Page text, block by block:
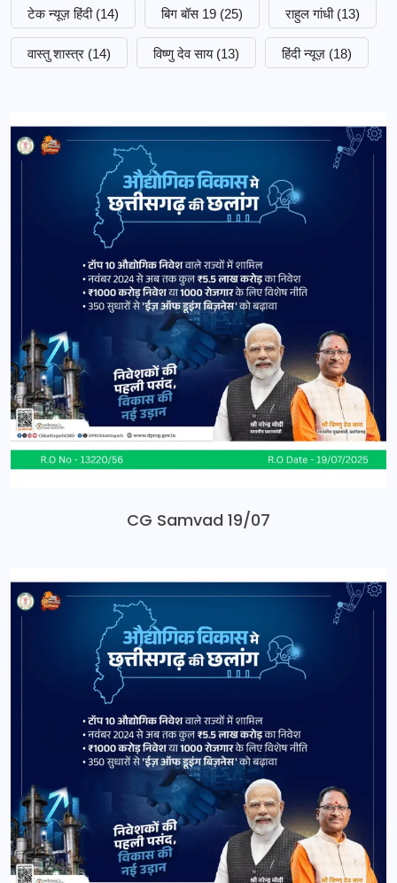
टेक न्यूज़ हिंदी (14) बिग बॉस 19 (25) राहुल गांधी (13)
वास्तु शास्त्र (14) विष्णु देव साय (13) हिंदी न्यूज़ (18)
CG Samvad 19/07